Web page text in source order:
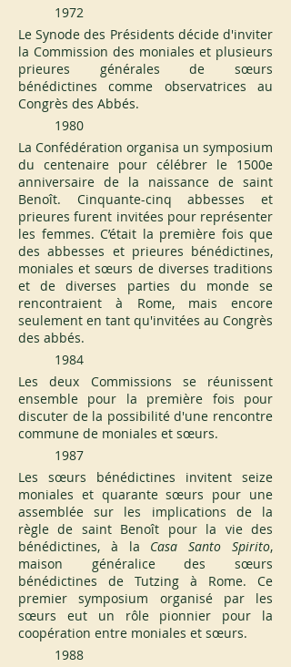
1972
Le Synode des Présidents décide d'inviter
la Commission des moniales et plusieurs
prieures générales de sœurs
bénédictines comme observatrices au
Congrès des Abbés.
1980
La Confédération organisa un symposium
du centenaire pour célébrer le 1500e
anniversaire de la naissance de saint
Benoît. Cinquante-cinq abbesses et
prieures furent invitées pour représenter
les femmes. C’était la première fois que
des abbesses et prieures bénédictines,
moniales et sœurs de diverses traditions
et de diverses parties du monde se
rencontraient à Rome, mais encore
seulement en tant qu'invitées au Congrès
des abbés.
1984
Les deux Commissions se réunissent
ensemble pour la première fois pour
discuter de la possibilité d'une rencontre
commune de moniales et sœurs.
1987
Les sœurs bénédictines invitent seize
moniales et quarante sœurs pour une
assemblée sur les implications de la
règle de saint Benoît pour la vie des
bénédictines, à la Casa Santo Spirito,
maison généralice des sœurs
bénédictines de Tutzing à Rome. Ce
premier symposium organisé par les
sœurs eut un rôle pionnier pour la
coopération entre moniales et sœurs.
1988